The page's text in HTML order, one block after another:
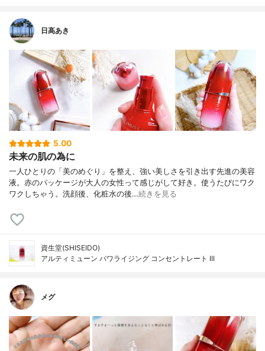
日高あき
5.00
未来の肌の為に
一人ひとりの「美のめぐり」を整え、強い美しさを引き出す先進の美容
液。赤のパッケージが大人の女性って感じがして好き。使うたびにワク
ワクしちゃう。洗顔後、化粧水の後…続きを見る
資生堂(SHISEIDO)
アルティミューン パワライジング コンセントレート III
メグ